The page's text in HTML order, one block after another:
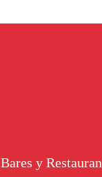
Bares y